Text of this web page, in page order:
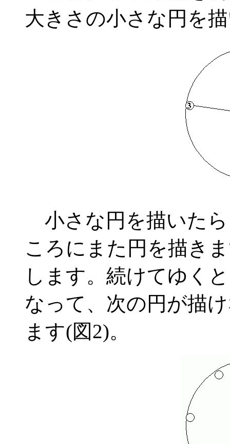
大きさの小さな円を
小さな円を描いた
ころにまた円を描き
します。続けてゆく
なって、次の円が描
ます(図2)。